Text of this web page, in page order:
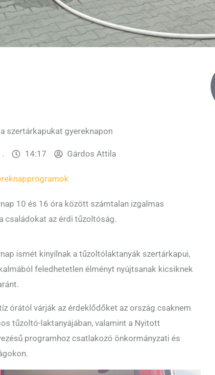
szertárkapukat gyereknapon
14:17 Gárdos Attila
programok
10 és 16 óra között számtalan izgalmas
családokat az érdi tűzoltóság.
ismét kinyílnak a tűzoltólaktanyák szertárkapui,
feledhetetlen élményt nyújtsanak kicsiknek
órától várják az érdeklődőket az ország csaknem
tűzoltó-laktanyájában, valamint a Nyitott
programhoz csatlakozó önkormányzati és